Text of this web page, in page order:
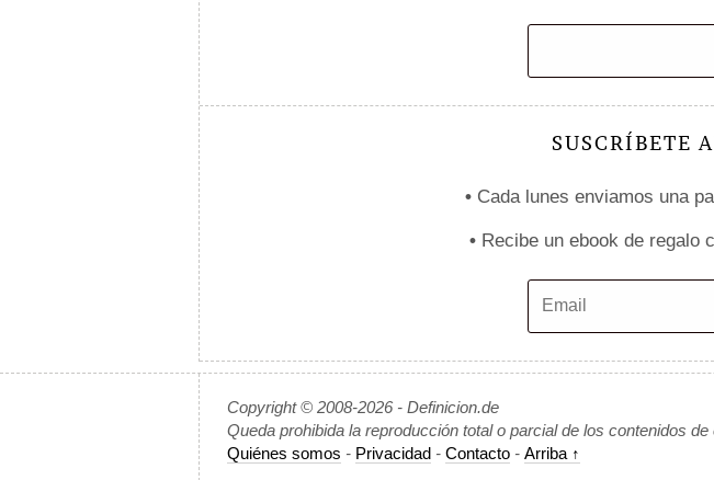
SUSCRÍBETE
•Cada lunes enviamos una
•Recibe un ebook de regalo
Copyright © 2008-2026 - Definicion.de
Queda prohibida la reproducción total o parcial de los contenidos de
Quiénes somos - Privacidad - Contacto - Arriba ↑